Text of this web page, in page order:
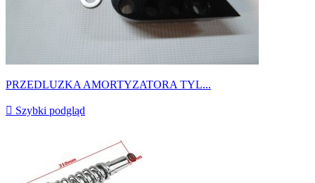
PRZEDLUZKA AMORTYZATORA TYL...
 Szybki podgląd